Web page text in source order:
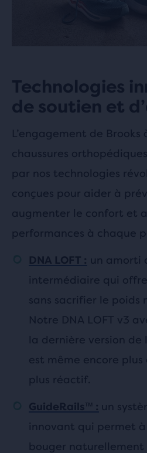
Technologies
de soutien et
L’engagement de Brooks
chaussures
par nos technologies
conçues pour aider à
augmenter le confort et
performances à chaque
DNA LOFT : un amorti
intermédiaire qui
sans sacrifier le poids
Notre DNA LOFT v3
la dernière version de
est même encore
plus réactif.
GuideRails™ : un
innovant qui permet
bouger